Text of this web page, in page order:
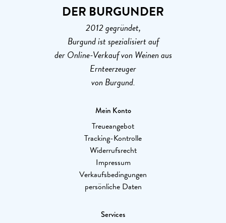
DER BURGUNDER
2012 gegründet,
Burgund ist spezialisiert auf
der Online-Verkauf von Weinen aus
Ernteerzeuger
von Burgund.
Mein Konto
Treueangebot
Tracking-Kontrolle
Widerrufsrecht
Impressum
Verkaufsbedingungen
persönliche Daten
Services